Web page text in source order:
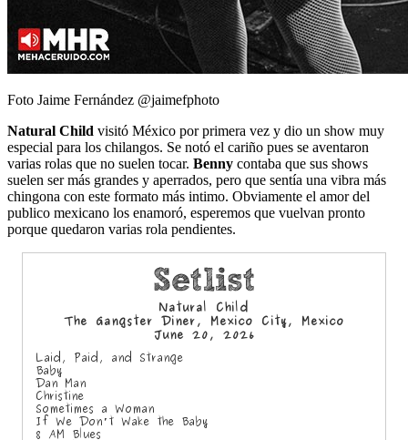
Foto Jaime Fernández @jaimefphoto
Natural Child visitó México por primera vez y dio un show muy
especial para los chilangos. Se notó el cariño pues se aventaron
varias rolas que no suelen tocar. Benny contaba que sus shows
suelen ser más grandes y aperrados, pero que sentía una vibra más
chingona con este formato más intimo. Obviamente el amor del
publico mexicano los enamoró, esperemos que vuelvan pronto
porque quedaron varias rola pendientes.